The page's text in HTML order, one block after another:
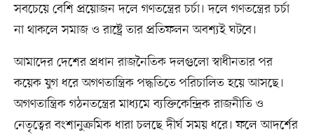
সবচেয়ে বেশি প্রয়োজন দলে গণতন্ত্রের চর্চা। দলে গণতন্ত্রের চর্চা
না থাকলে সমাজ ও রাষ্ট্রে তার প্রতিফলন অবশ্যই ঘটবে।
আমাদের দেশের প্রধান রাজনৈতিক দলগুলো স্বাধীনতার পর
কয়েক যুগ ধরে অগণতান্ত্রিক পদ্ধতিতে পরিচালিত হয়ে আসছে।
অগণতান্ত্রিক গঠনতন্ত্রের মাধ্যমে ব্যক্তিকেন্দ্রিক রাজনীতি ও
নেতৃত্বের বংশানুক্রমিক ধারা চলছে দীর্ঘ সময় ধরে। ফলে আদর্শের